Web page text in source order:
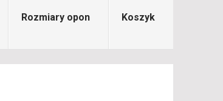
Rozmiary opon Koszyk